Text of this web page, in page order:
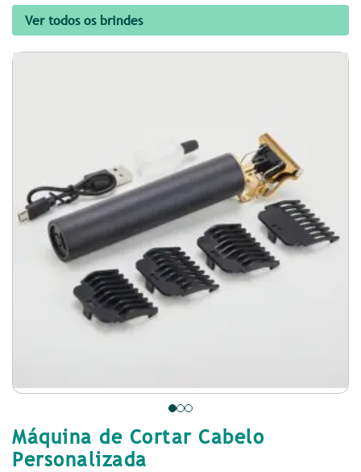
Ver todos os brindes
Máquina de Cortar Cabelo
Personalizada